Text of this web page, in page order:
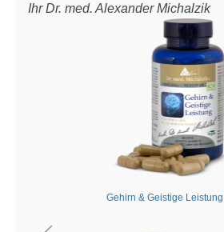
Ihr Dr. med. Alexander Michalzik
Gehirn & Geistige Leistung